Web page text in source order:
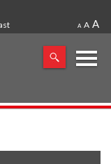
A A A
X